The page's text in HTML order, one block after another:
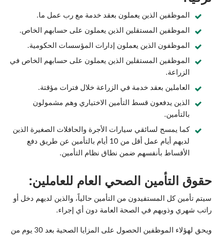
الموظفين الذين يعملون بعقد خدمة مع رب عمل ما.
الموظفين المستقلين الذين يعملون على حسابهم الخاص.
الموظفون الذين يعملون إدارات المؤسسات الحكومية.
الموظفين المستقلين الذين يعملون على حسابهم الخاص في
الزراعة.
العاملين بعقد خدمة في الزراعة خلال فترات مؤقتة.
الذين يدفعون قسط التأمين الاختياري وهم مشمولون
بالتأمين.
كما يمسح لسائقي سيارات الأجرة والحافلات الصغيرة الذين
لديهم أيام عمل أقل من 10 أيام بالتأمين عن طريق دفع
الأقساط بأنفسهم ضمن نطاق نظام التأمين.
حقوق التأمين الصحي العام للعاملين:
سيتم تأمين كل المستفيدون من التأمين حالياً، والذين لديهم دخل أو
راتب شهري وذويهم في الصحة العامة دون أي إجراء.
ويحق لهؤلاء الموظفين الحصول على المزايا الصحية بعد 30 يوم من